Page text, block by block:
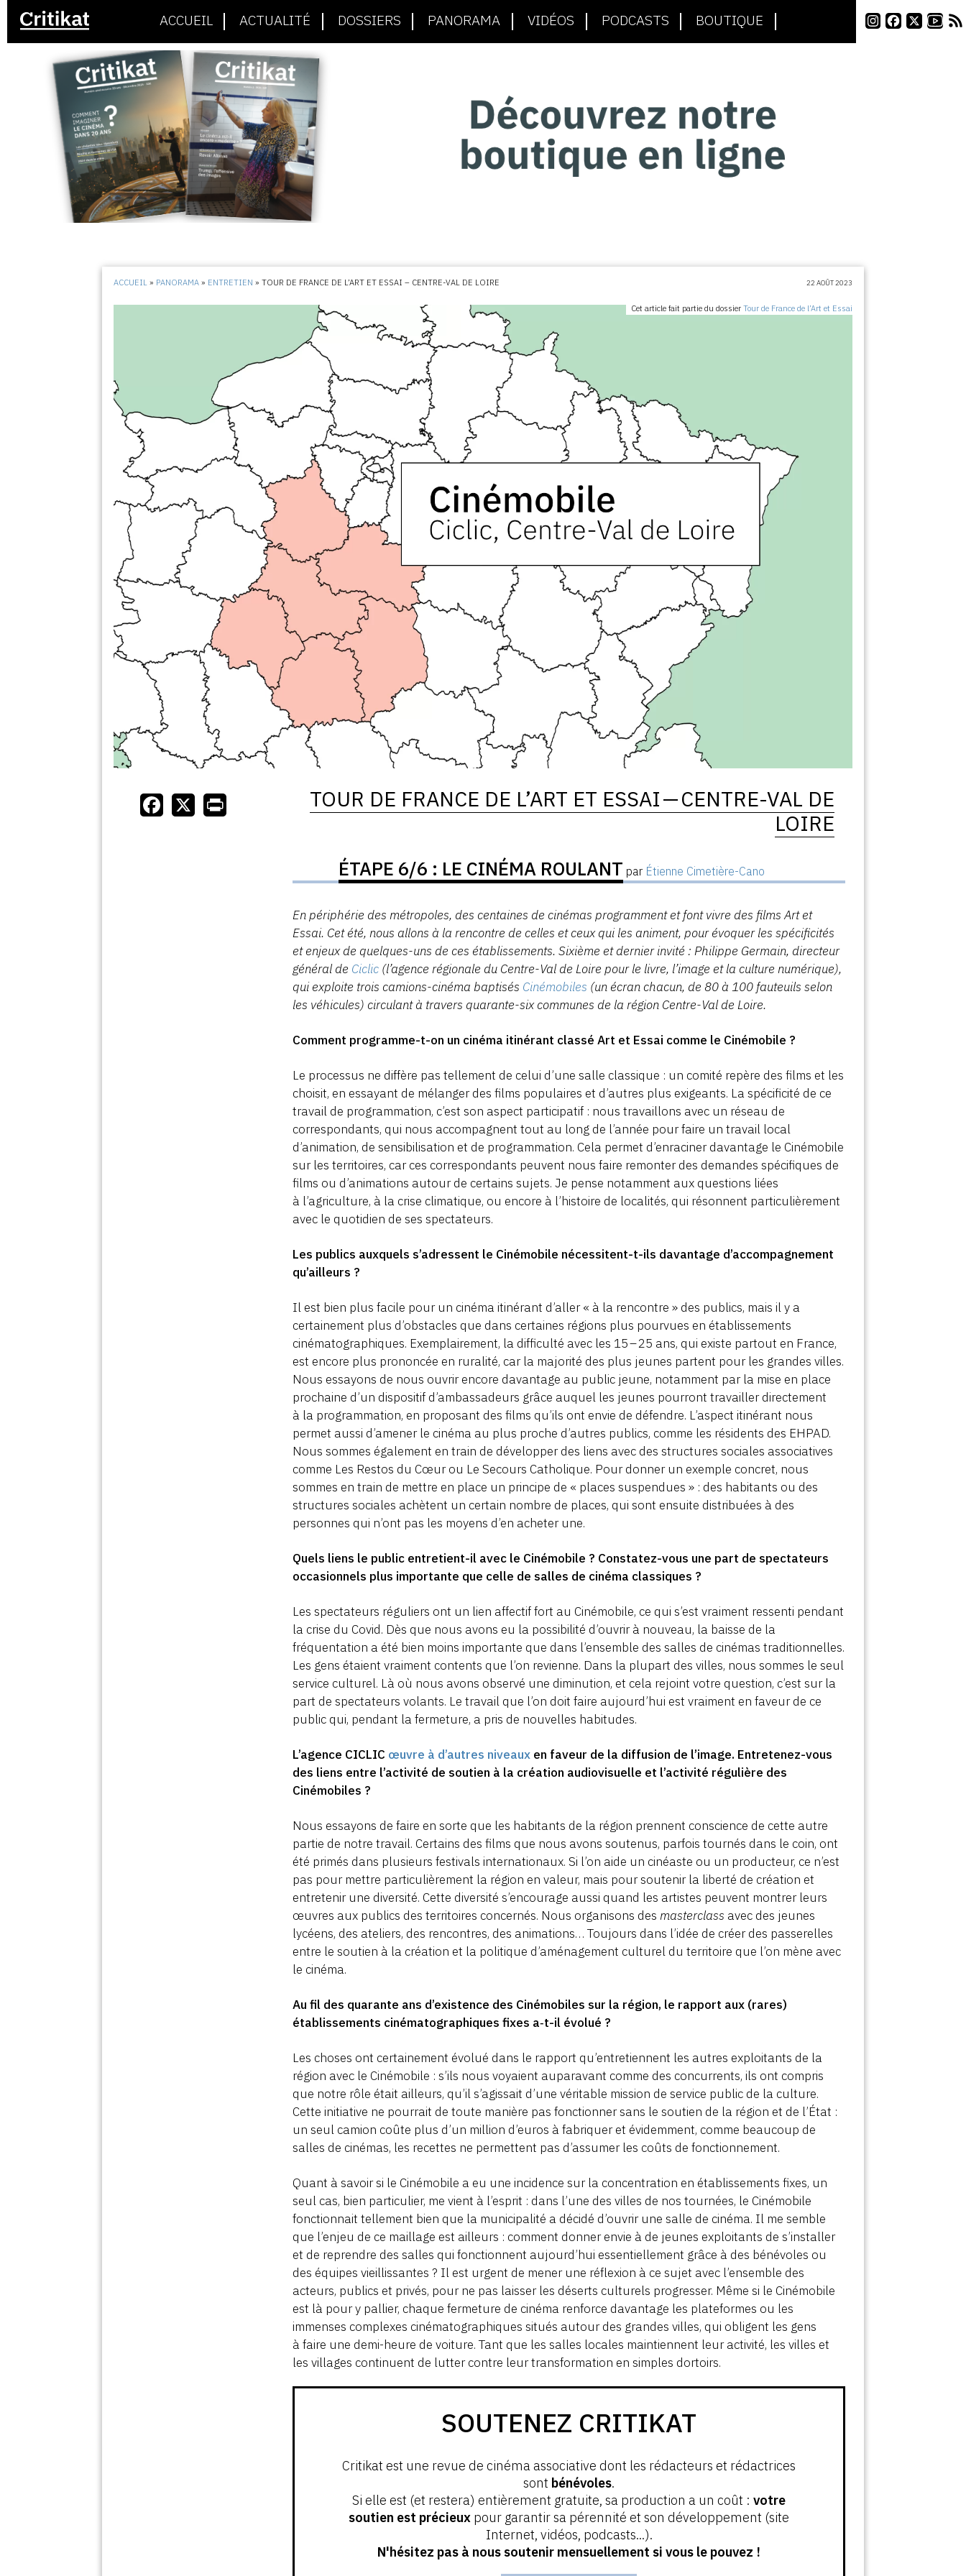
ACCUEIL ACTUALITÉ DOSSIERS PANORAMA VIDÉOS PODCASTS BOUTIQUE
ACCUEIL » PANORAMA » ENTRETIEN »TOUR DE FRANCE DE L’ART ET ESSAI – CENTRE-VAL DE LOIRE 22 AOÛT 2023
Cet article fait partie du dossier Tour de France de l’Art et Essai
TOUR DE FRANCE DE L’ART ET ESSAI — CENTRE-VAL DE
LOIRE
ÉTAPE 6/6 : LE CINÉMA ROULANT par Étienne Cimetière-Cano
En périphérie des métropoles, des centaines de cinémas programment et font vivre des films Art et
Essai. Cet été, nous allons à la rencontre de celles et ceux qui les animent, pour évoquer les spécificités
et enjeux de quelques-uns de ces établissements. Sixième et dernier invité : Philippe Germain, directeur
général de Ciclic (l’agence régionale du Centre-Val de Loire pour le livre, l’image et la culture numérique),
qui exploite trois camions-cinéma baptisés Cinémobiles (un écran chacun, de 80 à 100 fauteuils selon
les véhicules) circulant à travers quarante-six communes de la région Centre-Val de Loire.
Comment programme-t-on un cinéma itinérant classé Art et Essai comme le Cinémobile ?
Le processus ne diffère pas tellement de celui d’une salle classique : un comité repère des films et les
choisit, en essayant de mélanger des films populaires et d’autres plus exigeants. La spécificité de ce
travail de programmation, c’est son aspect participatif : nous travaillons avec un réseau de
correspondants, qui nous accompagnent tout au long de l’année pour faire un travail local
d’animation, de sensibilisation et de programmation. Cela permet d’enraciner davantage le Cinémobile
sur les territoires, car ces correspondants peuvent nous faire remonter des demandes spécifiques de
films ou d’animations autour de certains sujets. Je pense notamment aux questions liées
à l’agriculture, à la crise climatique, ou encore à l’histoire de localités, qui résonnent particulièrement
avec le quotidien de ses spectateurs.
Les publics auxquels s’adressent le Cinémobile nécessitent-t-ils davantage d’accompagnement
qu’ailleurs ?
Il est bien plus facile pour un cinéma itinérant d’aller « à la rencontre » des publics, mais il y a
certainement plus d’obstacles que dans certaines régions plus pourvues en établissements
cinématographiques. Exemplairement, la difficulté avec les 15 – 25 ans, qui existe partout en France,
est encore plus prononcée en ruralité, car la majorité des plus jeunes partent pour les grandes villes.
Nous essayons de nous ouvrir encore davantage au public jeune, notamment par la mise en place
prochaine d’un dispositif d’ambassadeurs grâce auquel les jeunes pourront travailler directement
à la programmation, en proposant des films qu’ils ont envie de défendre. L’aspect itinérant nous
permet aussi d’amener le cinéma au plus proche d’autres publics, comme les résidents des EHPAD.
Nous sommes également en train de développer des liens avec des structures sociales associatives
comme Les Restos du Cœur ou Le Secours Catholique. Pour donner un exemple concret, nous
sommes en train de mettre en place un principe de « places suspendues » : des habitants ou des
structures sociales achètent un certain nombre de places, qui sont ensuite distribuées à des
personnes qui n’ont pas les moyens d’en acheter une.
Quels liens le public entretient-il avec le Cinémobile ? Constatez-vous une part de spectateurs
occasionnels plus importante que celle de salles de cinéma classiques ?
Les spectateurs réguliers ont un lien affectif fort au Cinémobile, ce qui s’est vraiment ressenti pendant
la crise du Covid. Dès que nous avons eu la possibilité d’ouvrir à nouveau, la baisse de la
fréquentation a été bien moins importante que dans l’ensemble des salles de cinémas traditionnelles.
Les gens étaient vraiment contents que l’on revienne. Dans la plupart des villes, nous sommes le seul
service culturel. Là où nous avons observé une diminution, et cela rejoint votre question, c’est sur la
part de spectateurs volants. Le travail que l’on doit faire aujourd’hui est vraiment en faveur de ce
public qui, pendant la fermeture, a pris de nouvelles habitudes.
L’agence CICLIC œuvre à d’autres niveaux en faveur de la diffusion de l’image. Entretenez-vous
des liens entre l’activité de soutien à la création audiovisuelle et l’activité régulière des
Cinémobiles ?
Nous essayons de faire en sorte que les habitants de la région prennent conscience de cette autre
partie de notre travail. Certains des films que nous avons soutenus, parfois tournés dans le coin, ont
été primés dans plusieurs festivals internationaux. Si l’on aide un cinéaste ou un producteur, ce n’est
pas pour mettre particulièrement la région en valeur, mais pour soutenir la liberté de création et
entretenir une diversité. Cette diversité s’encourage aussi quand les artistes peuvent montrer leurs
œuvres aux publics des territoires concernés. Nous organisons desmasterclass avec des jeunes
lycéens, des ateliers, des rencontres, des animations… Toujours dans l’idée de créer des passerelles
entre le soutien à la création et la politique d’aménagement culturel du territoire que l’on mène avec
le cinéma.
Au fil des quarante ans d’existence des Cinémobiles sur la région, le rapport aux (rares)
établissements cinématographiques fixes a‑t-il évolué ?
Les choses ont certainement évolué dans le rapport qu’entretiennent les autres exploitants de la
région avec le Cinémobile : s’ils nous voyaient auparavant comme des concurrents, ils ont compris
que notre rôle était ailleurs, qu’il s’agissait d’une véritable mission de service public de la culture.
Cette initiative ne pourrait de toute manière pas fonctionner sans le soutien de la région et de l’État :
un seul camion coûte plus d’un million d’euros à fabriquer et évidemment, comme beaucoup de
salles de cinémas, les recettes ne permettent pas d’assumer les coûts de fonctionnement.
Quant à savoir si le Cinémobile a eu une incidence sur la concentration en établissements fixes, un
seul cas, bien particulier, me vient à l’esprit : dans l’une des villes de nos tournées, le Cinémobile
fonctionnait tellement bien que la municipalité a décidé d’ouvrir une salle de cinéma. Il me semble
que l’enjeu de ce maillage est ailleurs : comment donner envie à de jeunes exploitants de s’installer
et de reprendre des salles qui fonctionnent aujourd’hui essentiellement grâce à des bénévoles ou
des équipes vieillissantes ? Il est urgent de mener une réflexion à ce sujet avec l’ensemble des
acteurs, publics et privés, pour ne pas laisser les déserts culturels progresser. Même si le Cinémobile
est là pour y pallier, chaque fermeture de cinéma renforce davantage les plateformes ou les
immenses complexes cinématographiques situés autour des grandes villes, qui obligent les gens
à faire une demi-heure de voiture. Tant que les salles locales maintiennent leur activité, les villes et
les villages continuent de lutter contre leur transformation en simples dortoirs.
SOUTENEZ CRITIKAT
Critikat est une revue de cinéma associative dont les rédacteurs et rédactrices
sont bénévoles.
Si elle est (et restera) entièrement gratuite, sa production a un coût : votre
soutien est précieux pour garantir sa pérennité et son développement (site
Internet, vidéos, podcasts...).
N'hésitez pas à nous soutenir mensuellement si vous le pouvez !